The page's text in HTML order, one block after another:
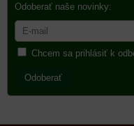
Odoberať naše novinky:
Chcem sa prihlásiť k
Odoberať